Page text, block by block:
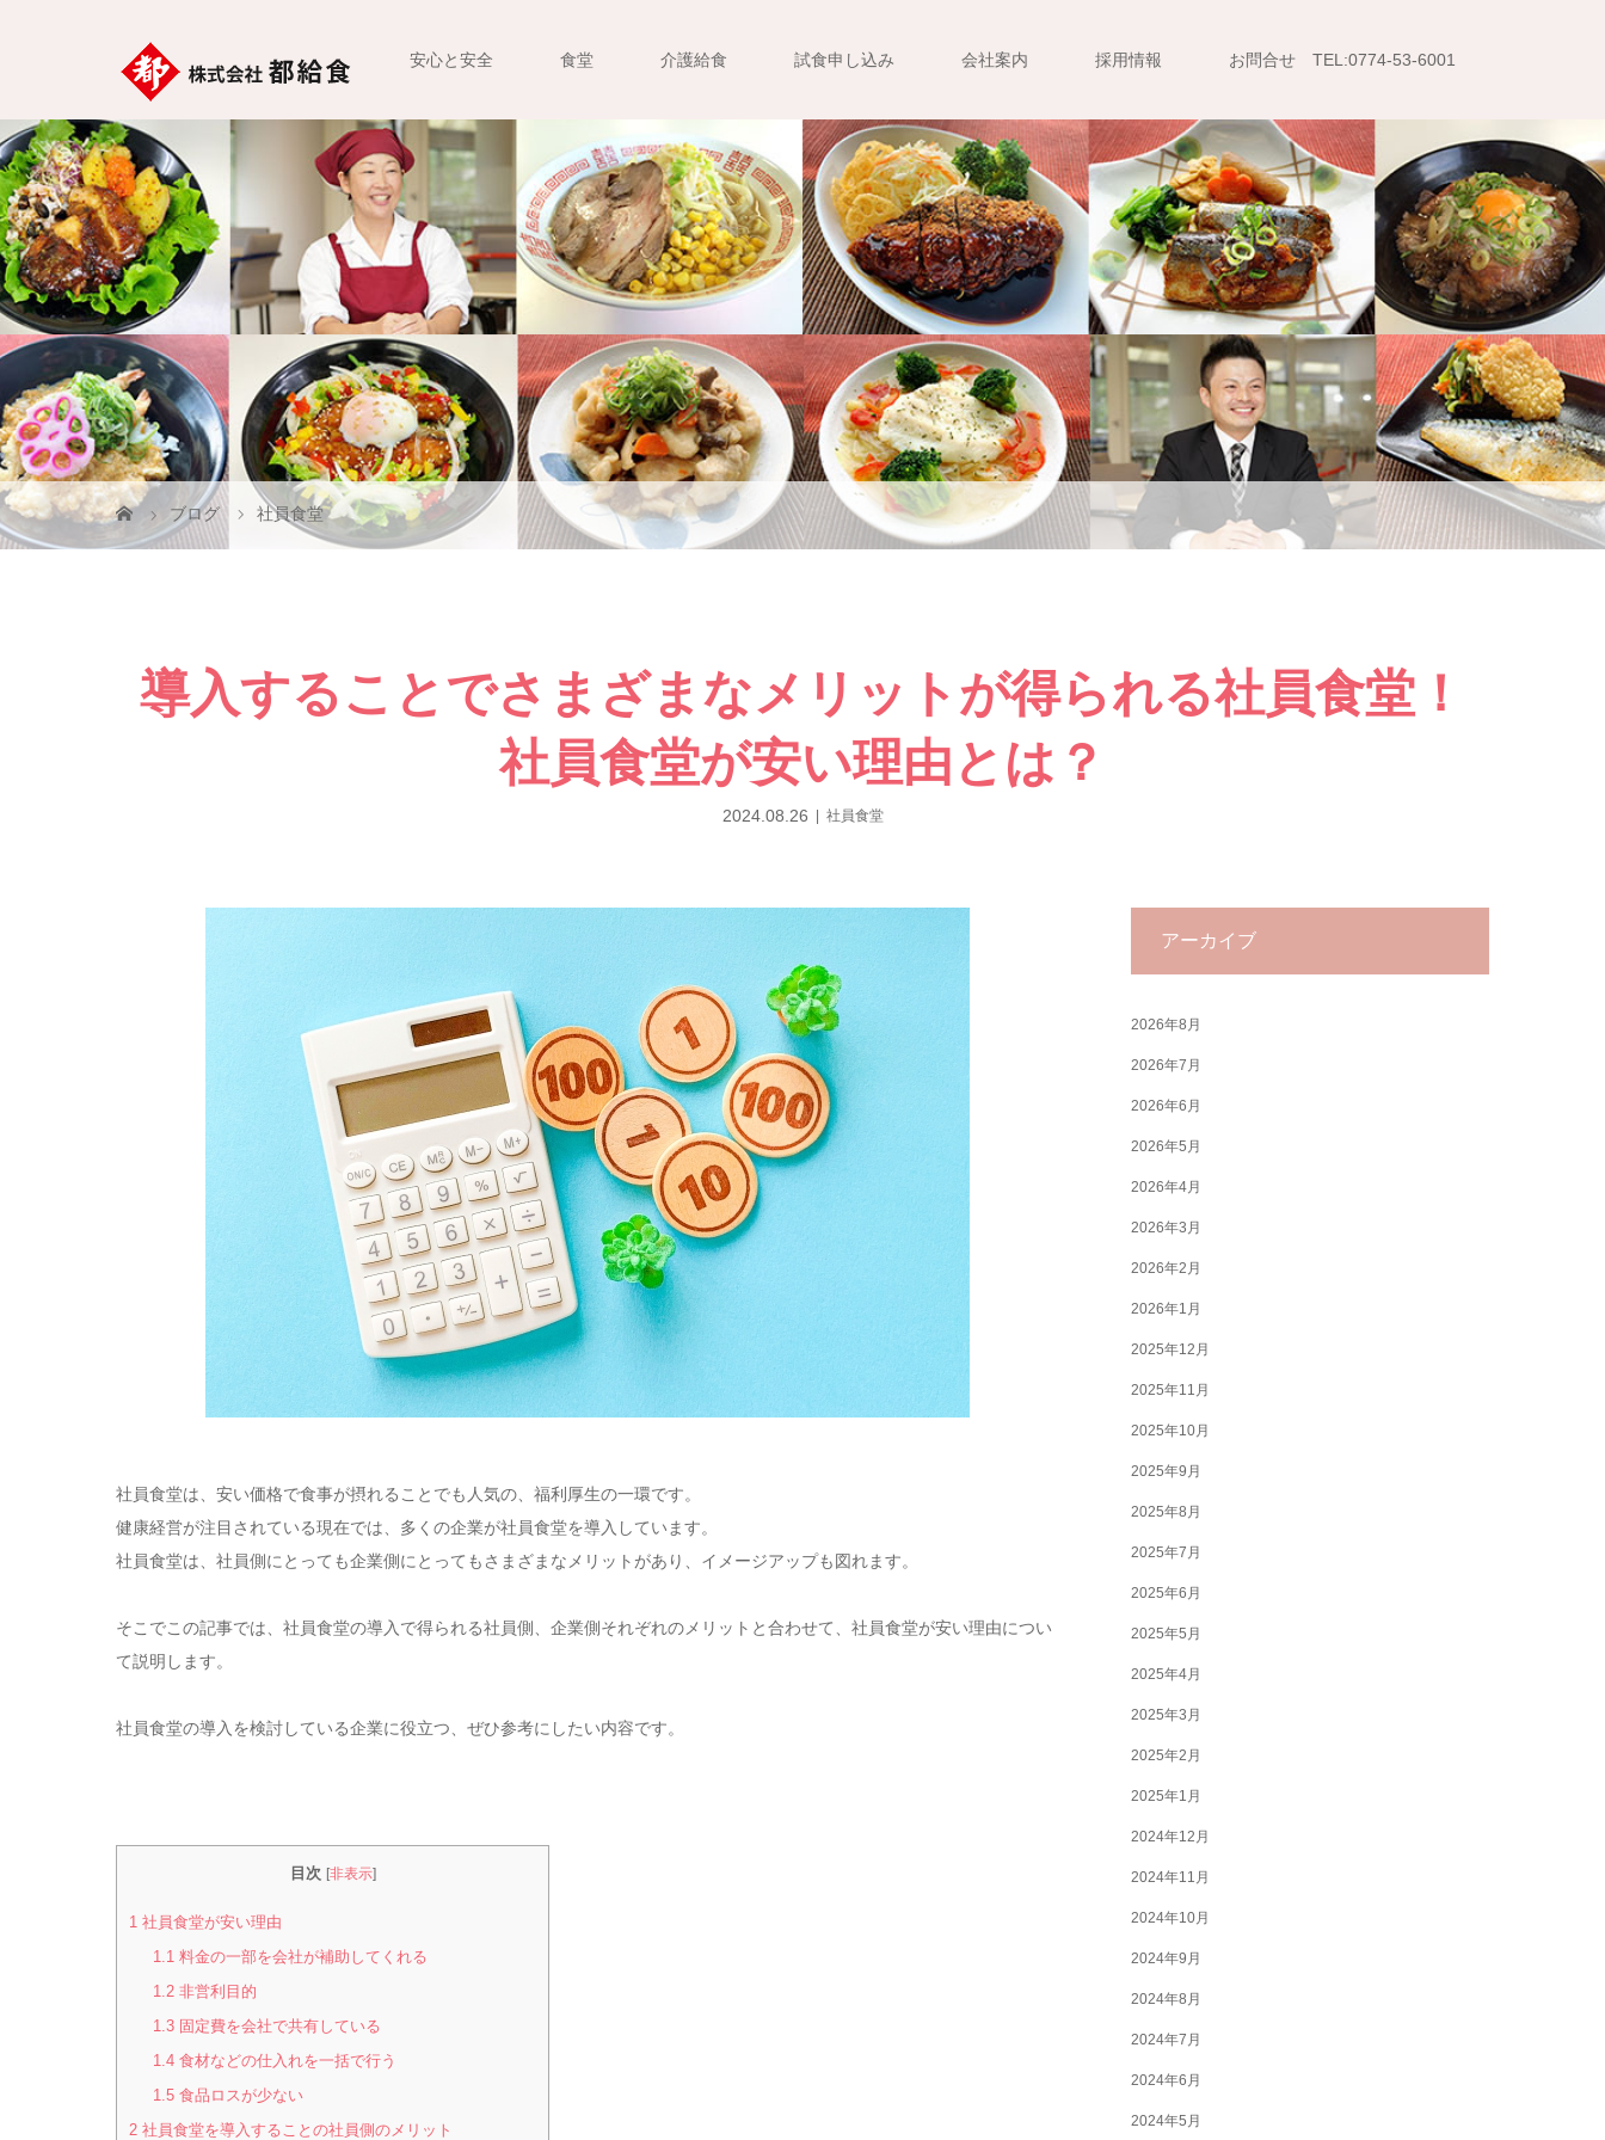
安心と安全 食堂 介護給食 試食申し込み 会社案内 採用情報 お問合せ TEL:0774-53-6001
ブログ 社員食堂
導入することでさまざまなメリットが得られる社員食堂！
社員食堂が安い理由とは？
2024.08.26 社員食堂
社員食堂は、安い価格で食事が摂れることでも人気の、福利厚生の一環です。
健康経営が注目されている現在では、多くの企業が社員食堂を導入しています。
社員食堂は、社員側にとっても企業側にとってもさまざまなメリットがあり、イメージアップも図れます。
そこでこの記事では、社員食堂の導入で得られる社員側、企業側それぞれのメリットと合わせて、社員食堂が安い理由につい
て説明します。
社員食堂の導入を検討している企業に役立つ、ぜひ参考にしたい内容です。
目次 [非表示]
1 社員食堂が安い理由
1.1料金の一部を会社が補助してくれる
1.2非営利目的
1.3固定費を会社で共有している
1.4食材などの仕入れを一括で行う
1.5食品ロスが少ない
2 社員食堂を導入することの社員側のメリット
アーカイブ
2026年8月
2026年7月
2026年6月
2026年5月
2026年4月
2026年3月
2026年2月
2026年1月
2025年12月
2025年11月
2025年10月
2025年9月
2025年8月
2025年7月
2025年6月
2025年5月
2025年4月
2025年3月
2025年2月
2025年1月
2024年12月
2024年11月
2024年10月
2024年9月
2024年8月
2024年7月
2024年6月
2024年5月